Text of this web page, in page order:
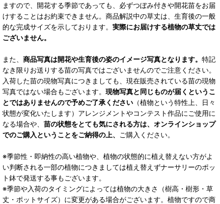
ますので、開花する季節であっても、必ずつぼみ付きや開花苗をお届
けすることはお約束できません。商品解説中の草丈は、生育後の一般
的な完成サイズを示しております。 実際にお届けする植物の草丈では
ございません。
また、 商品写真は開花や生育後の姿のイメージ写真となります。 特記
なき限りお送りする苗の写真ではございませんのでご注意ください。
入荷した苗の現物写真につきましても、現在販売されている苗の現物
写真ではない場合もございます。 現物写真と同じものが届くというこ
とではありませんので予めご了承ください （植物という特性上、日々
状態が変化いたします）アレンジメントやコンテスト作品にご使用に
なる場合や、 苗の状態をとても気にされる方は、オンラインショップ
でのご購入ということをご納得の上、
ご購入ください。
※季節性・即納性の高い植物や、植物の状態的に植え替えない方がよ
い判断される一部の植物につきましては植え替えずナーサリーのポッ
ト鉢で発送する事もございます。
※季節や入荷のタイミングによっては植物の大きさ（樹高・樹形・草
丈・ポットサイズ）に変更がある場合がございます。植物ですので商